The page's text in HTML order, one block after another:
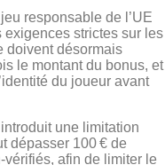
responsable de l’UE
strictes sur les
doivent désormais
le montant du bonus, et
du joueur avant
une limitation
dépasser 100 € de
afin de limiter le